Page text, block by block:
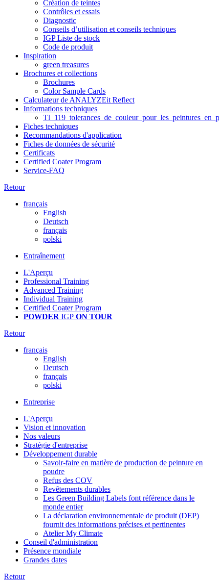
Création de teintes
Contrôles et essais
Diagnostic
Conseils d’utilisation et conseils techniques
IGP Liste de stock
Code de produit
Inspiration
green treasures
Brochures et collections
Brochures
Color Sample Cards
Calculateur de ANALYZEit Reflect
Informations techniques
Fiches techniques
Recommandations d'application
Fiches de données de sécurité
Certificats
Certified Coater Program
Service-FAQ
Retour
français
English
Deutsch
français
polski
Entraînement
L'Aperçu
Professional Training
Advanced Training
Individual Training
Certified Coater Program
POWDER IGP ON TOUR
Retour
français
English
Deutsch
français
polski
Entreprise
L'Aperçu
Vision et innovation
Nos valeurs
Stratégie d'entreprise
Développement durable
Savoir-faire en matière de production de peinture en
poudre
Refus des COV
Revêtements durables
Les Green Building Labels font référence dans le
monde entier
La déclaration environnementale de produit (DEP)
fournit des informations précises et pertinentes
Atelier My Climate
Conseil d'administration
Présence mondiale
Grandes dates
Retour